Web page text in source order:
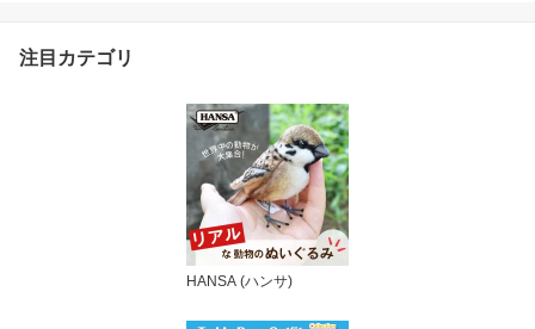
注目カテゴリ
HANSA (ハンサ)